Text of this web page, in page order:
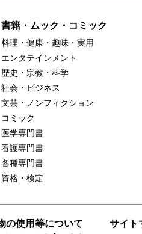
書籍・ムック・コミック
料理・健康・趣味・実用
エンタテインメント
歴史・宗教・科学
社会・ビジネス
文芸・ノンフィクション
コミック
医学専門書
看護専門書
各種専門書
資格・検定
の使用等について サイト